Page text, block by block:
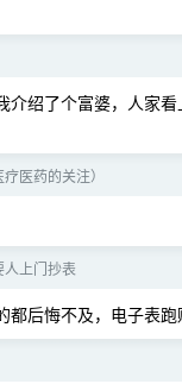
绍了个富婆，人家
医药的关注）
上门抄表
后悔不及，电子表跑